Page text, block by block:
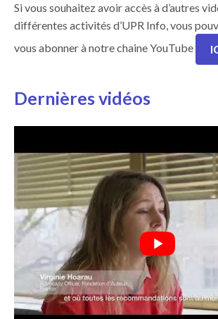
Si vous souhaitez avoir accès à d’autres
différentes activités d’UPR Info, vous
vous abonner à notre chaine YouTube
Dernières vidéos